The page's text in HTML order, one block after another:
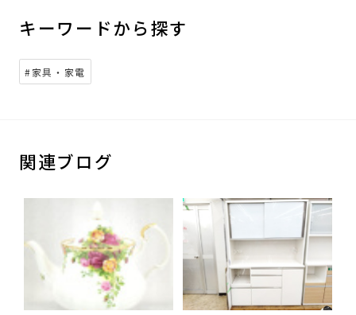
キーワードから探す
#家具・家電
関連ブログ